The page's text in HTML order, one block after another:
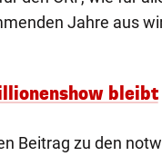
Jahre aus
bleibt
Beitrag zu den